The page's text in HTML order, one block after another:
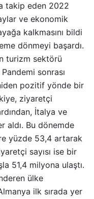
takip eden 2022
ve ekonomik
kalkmasını bildi
dönmeyi başardı.
turizm sektörü
sonrası
pozitif yönde bir
ziyaretçi
İtalya ve
aldı. Bu dönemde
yüzde 53,4 artarak
sayısı ise bir
51,4 milyona ulaştı.
ülke
ilk sırada yer